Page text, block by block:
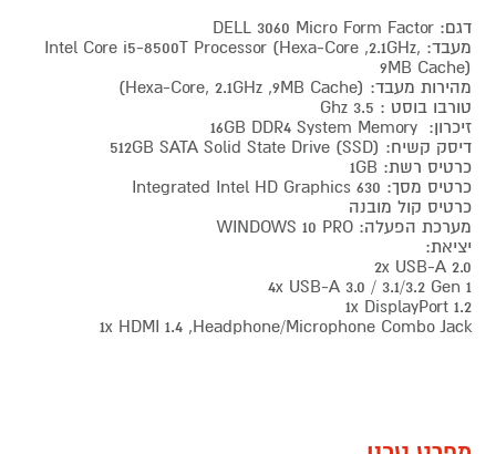
דגם: DELL 3060 Micro Form Factor
מעבד: Intel Core i5-8500T Processor (Hexa-Core ,2.1GHz,
9MB Cache)
מהירות מעבד: (Hexa-Core, 2.1GHz ,9MB Cache)
טורבו בוסט : 3.5 Ghz
זיכרון: 16GB DDR4 System Memory
דיסק קשיח: 512GB SATA Solid State Drive (SSD)
כרטיס רשת: 1GB
כרטיס מסך: Integrated Intel HD Graphics 630
כרטיס קול מובנה
מערכת הפעלה: WINDOWS 10 PRO
יציאת:
2x USB-A 2.0
4x USB-A 3.0 / 3.1/3.2 Gen 1
1x DisplayPort 1.2
1x HDMI 1.4 ,Headphone/Microphone Combo Jack